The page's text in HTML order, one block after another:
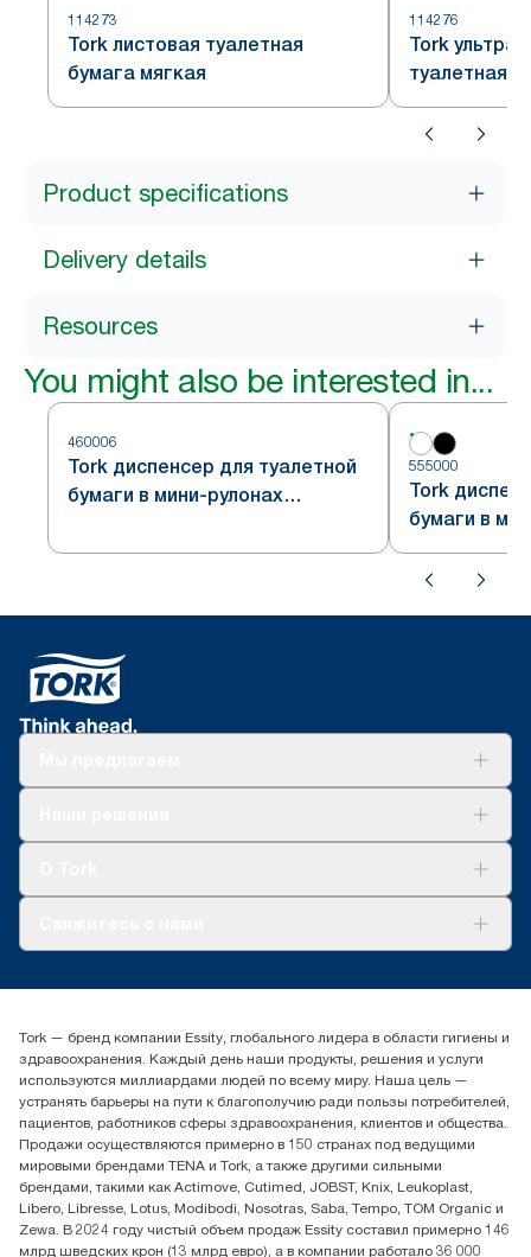
114273
Tork листовая туалетная
бумага мягкая
114276
Tork
туалетная
система T3
Product specifications
Delivery details
Resources
You might also be interested in...
460006
Tork диспенсер для туалетной
бумаги в мини-рулонах
система T2
555000
Tork
бумаги в
формата
система T2
(+7) 777 779 0095
Контакты на рынках СНГ
ООО «Эссити», Представительство в Казахстане Пр.
Достык, 210, 2 блок, 3 этаж,
офис №32 050051, г.
Алматы, Казахстан
Tork — бренд компании Essity, глобального лидера в области гигиены и
здравоохранения. Каждый день наши продукты, решения и услуги
используются миллиардами людей по всему миру. Наша цель —
устранять барьеры на пути к благополучию ради пользы потребителей,
пациентов, работников сферы здравоохранения, клиентов и общества.
Продажи осуществляются примерно в 150 странах под ведущими
мировыми брендами TENA и Tork, а также другими сильными
брендами, такими как Actimove, Cutimed, JOBST, Knix, Leukoplast,
Libero, Libresse, Lotus, Modibodi, Nosotras, Saba, Tempo, TOM Organic и
Zewa. В 2024 году чистый объем продаж Essity составил примерно 146
млрд шведских крон (13 млрд евро), а в компании работало 36 000